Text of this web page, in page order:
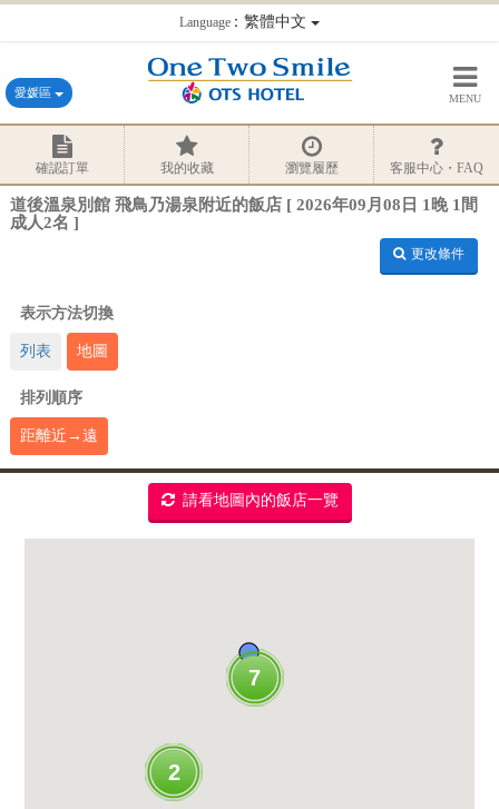
Language：繁體中文
愛媛區 MENU
確認訂單 我的收藏 瀏覽履歷 客服中心・FAQ
道後溫泉別館 飛鳥乃湯泉附近的飯店 [ 2026年09月08日 1晚 1間
成人2名 ]
更改條件
表示方法切換
列表 地圖
排列順序
距離近→遠
請看地圖內的飯店一覽
7
2